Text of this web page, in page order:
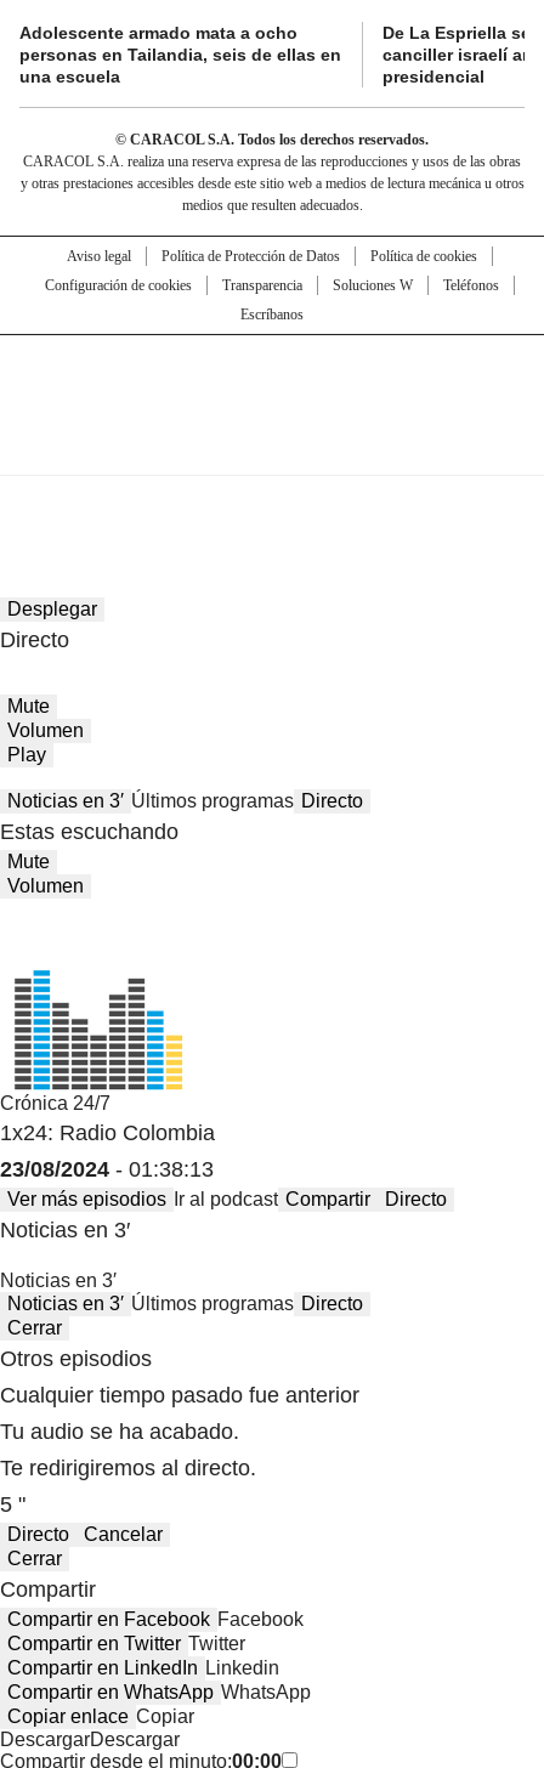
Adolescente armado mata a ocho
personas en Tailandia, seis de ellas en
una escuela
De La Espriella se
canciller israelí
presidencial
© CARACOL S.A. Todos los derechos reservados.
CARACOL S.A. realiza una reserva expresa de las reproducciones y usos de las obras
y otras prestaciones accesibles desde este sitio web a medios de lectura mecánica u otros
medios que resulten adecuados.
Aviso legal Política de Protección de Datos
Política de cookies
Configuración de cookies
Transparencia Soluciones W
Teléfonos
Escríbanos
Desplegar
Directo
Mute
Volumen
Play
Noticias en 3′ Últimos programas Directo
Estas escuchando
Mute
Volumen
Crónica 24/7
1x24: Radio Colombia
23/08/2024 - 01:38:13
Ver más episodios Ir al podcast Compartir Directo
Noticias en 3′
Noticias en 3′
Noticias en 3′ Últimos programas Directo
Cerrar
Otros episodios
Cualquier tiempo pasado fue anterior
Tu audio se ha acabado.
Te redirigiremos al directo.
5 "
Directo
Cancelar
Cerrar
Compartir
Compartir en Facebook Facebook
Compartir en Twitter Twitter
Compartir en LinkedIn Linkedin
Compartir en WhatsApp WhatsApp
Copiar enlace Copiar
DescargarDescargar
Compartir desde el minuto:00:00